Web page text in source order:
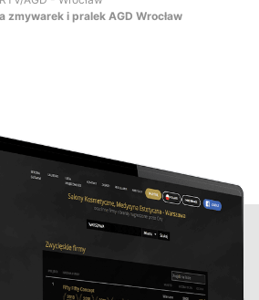
zmywarek i pralek AGD Wrocław